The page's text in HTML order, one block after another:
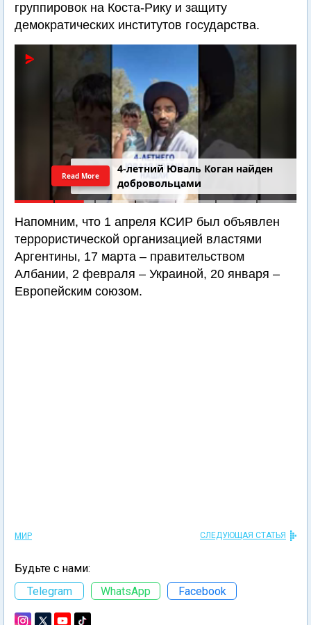
группировок на Коста-Рику и защиту
демократических институтов государства.
4-летний Юваль Коган найден
добровольцами
Read More
Напомним, что 1 апреля КСИР был объявлен
террористической организацией властями
Аргентины, 17 марта – правительством
Албании, 2 февраля – Украиной, 20 января –
Европейским союзом.
МИР СЛЕДУЮЩАЯ СТАТЬЯ
Будьте с нами:
Telegram
WhatsApp Facebook